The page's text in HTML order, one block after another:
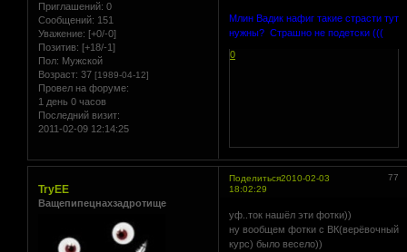
Приглашений: 0
Сообщений: 151
Уважение: [+0/-0]
Позитив: [+18/-1]
Пол: Мужской
Возраст: 37 [1989-04-12]
Провел на форуме:
1 день 0 часов
Последний визит:
2011-02-09 12:14:25
Млин Вадик нафиг такие страсти тут
нужны? Страшно не подетски (((
0
Поделиться 77
2010-02-03
18:02:29
TryEE
Ващепипецнахзадротище
уф..ток нашёл эти фотки))
ну вообщем фотки с ВК(верёвочный
курс) было весело))